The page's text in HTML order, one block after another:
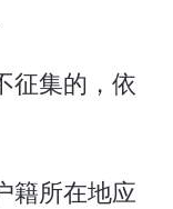
征集的，依
籍所在地应